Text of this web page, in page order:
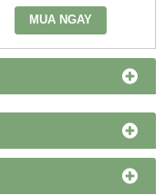
MUA NGAY